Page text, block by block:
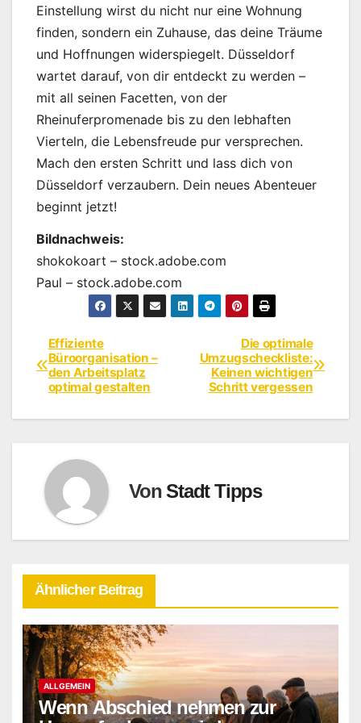
Einstellung wirst du nicht nur eine Wohnung
finden, sondern ein Zuhause, das deine Träume
und Hoffnungen widerspiegelt. Düsseldorf
wartet darauf, von dir entdeckt zu werden –
mit all seinen Facetten, von der
Rheinuferpromenade bis zu den lebhaften
Vierteln, die Lebensfreude pur versprechen.
Mach den ersten Schritt und lass dich von
Düsseldorf verzaubern. Dein neues Abenteuer
beginnt jetzt!
Bildnachweis:
shokokoart – stock.adobe.com
Paul – stock.adobe.com
BeitragsnavigationDie optimale
Umzugscheckliste:
Keinen wichtigen
Schritt vergessen
Effiziente
Büroorganisation –
den Arbeitsplatz
optimal gestalten
VonStadt Tipps
Ähnlicher Beitrag
ALLGEMEIN
Wenn Abschied nehmen zur